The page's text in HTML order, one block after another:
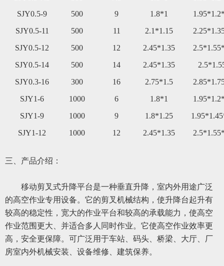
SJY0.5-9
500 9 1.8*1
SJY0.5-11
500 11 2.1*1.15
SJY0.5-12
500 12 2.45*1.35
SJY0.5-14 500 14 2.45*1.35
SJY0.3-16
300 16 2.75*1.5
SJY1-6
1000 6 1.8*1
SJY1-9
1000 9 1.8*1.25
SJY1-12
1000 12 2.45*1.35
三、 产品介绍：
移动剪叉式升降平台是一种垂直升降，室内外用途广泛
的高空作业专用设备。它的剪叉机械结构，使升降台起升有
较高的稳定性，宽大的作业平台和较高的承载能力，使高空
作业范围更大、并适合多人同时作业。它使高空作业效率更
高，安全更保障。可广泛用于车站、码头、桥梁、大厅、厂
房室内外机械安装、设备维修、建筑保养。